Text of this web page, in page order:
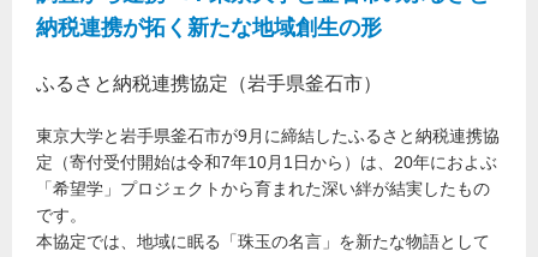
納税連携が拓く新たな地域創生の形
ふるさと納税連携協定（岩手県釜石市）
東京大学と岩手県釜石市が9月に締結したふるさと納税連携協
定（寄付受付開始は令和7年10月1日から）は、20年におよぶ
「希望学」プロジェクトから育まれた深い絆が結実したもの
です。
本協定では、地域に眠る「珠玉の名言」を新たな物語として